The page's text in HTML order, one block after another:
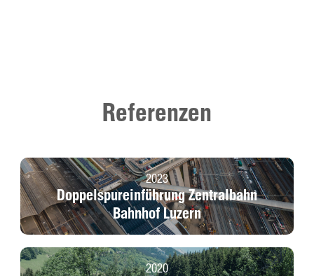
Referenzen
2023
Doppelspureinführung Zentralbahn
Bahnhof Luzern
2020